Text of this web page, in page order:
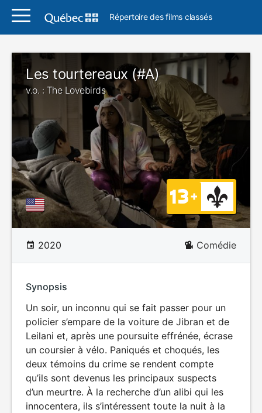
Répertoire des films classés
Les tourtereaux (#A)
v.o. : The Lovebirds
2020 Comédie
Synopsis
Un soir, un inconnu qui se fait passer pour un
policier s’empare de la voiture de Jibran et de
Leilani et, après une poursuite effrénée, écrase
un coursier à vélo. Paniqués et choqués, les
deux témoins du crime se rendent compte
qu’ils sont devenus les principaux suspects
d’un meurtre. À la recherche d’un alibi qui les
innocentera, ils s’intéressent toute la nuit à la